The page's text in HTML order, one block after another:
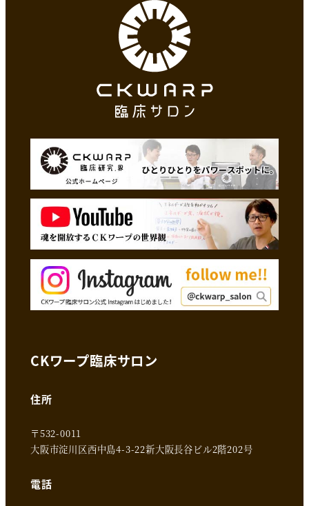
CKワープ臨床サロン
住所
〒532-0011
大阪市淀川区西中島4-3-22新大阪長谷ビル2階202号
電話